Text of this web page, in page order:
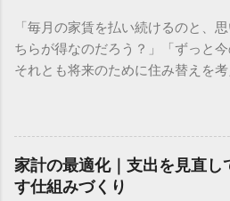
計画 資産形成の目的は、単に「お
ありません。真の目的は、ライフ
入、教育、老後など）に必要な資金
の価値は目減りします。預金だけ
インフレリスクによって将来の購
性があるのです。まずは「何のため
必要なのか」を明確にすることから
「毎月の家賃を払い続けるのと、
ちらが得なのだろう？」「ずっと今
それとも将来のために住み替えを
毎月の固定費として家計に大きく
判断したいものですよね。しかし
に振り回されてしまうと、自分にと
てしまうこともあります。 大切な
家計の最適化｜支出を見直し
す仕組みづくり